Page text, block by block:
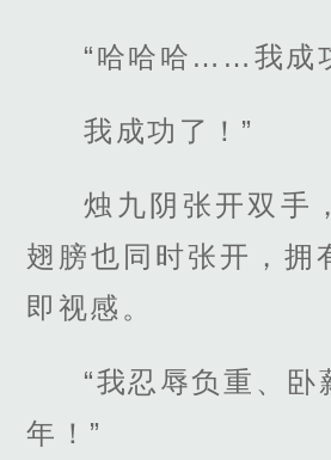
“哈哈哈……我成
我成功了！”
烛九阴张开双手
翅膀也同时张开，拥
即视感。
“我忍辱负重、卧
年！”